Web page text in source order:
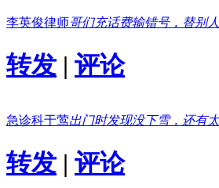
李英俊律师哥们充话费输错号，替别
转发 | 评论
急诊科于莺出门时发现没下雪，还有
转发 | 评论